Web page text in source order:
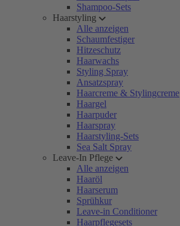
Shampoo-Sets
Haarstyling
Alle anzeigen
Schaumfestiger
Hitzeschutz
Haarwachs
Styling Spray
Ansatzspray
Haarcreme & Stylingcreme
Haargel
Haarpuder
Haarspray
Haarstyling-Sets
Sea Salt Spray
Leave-In Pflege
Alle anzeigen
Haaröl
Haarserum
Sprühkur
Leave-in Conditioner
Haarpflegesets